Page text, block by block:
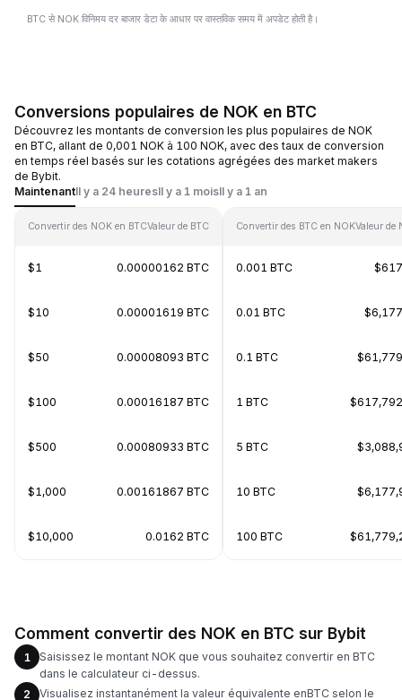
BTC से NOK विनिमय दर बाजार डेटा के आधार पर वास्तविक समय में अपडेट होती है।
Conversions populaires de NOK en BTC
Découvrez les montants de conversion les plus populaires de NOK
en BTC, allant de 0,001 NOK à 100 NOK, avec des taux de conversion
en temps réel basés sur les cotations agrégées des market makers
de Bybit.
MaintenantIl y a 24 heuresIl y a 1 moisIl y a 1 an
Convertir des NOK en BTCValeur de BTC
$1 0.00000162 BTC
$10 0.00001619 BTC
$50 0.00008093 BTC
$100 0.00016187 BTC
$500 0.00080933 BTC
$1,000 0.00161867 BTC
$10,000 0.0162 BTC
Convertir des BTC en NOKValeur de
0.001 BTC
0.01 BTC
0.1 BTC
1 BTC
5 BTC
10 BTC
100 BTC
Comment convertir des NOK en BTC sur Bybit
1
Saisissez le montant NOK que vous souhaitez convertir en BTC
dans le calculateur ci-dessus.
2
Visualisez instantanément la valeur équivalente enBTC selon le